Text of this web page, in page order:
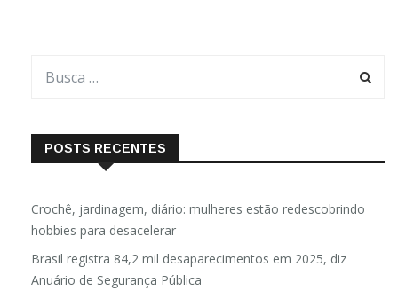
POSTS RECENTES
Crochê, jardinagem, diário: mulheres estão redescobrindo
hobbies para desacelerar
Brasil registra 84,2 mil desaparecimentos em 2025, diz
Anuário de Segurança Pública